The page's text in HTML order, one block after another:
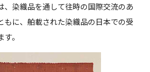
、染織品を通して往時の国際交流のあ
もに、舶載された染織品の日本での受
。